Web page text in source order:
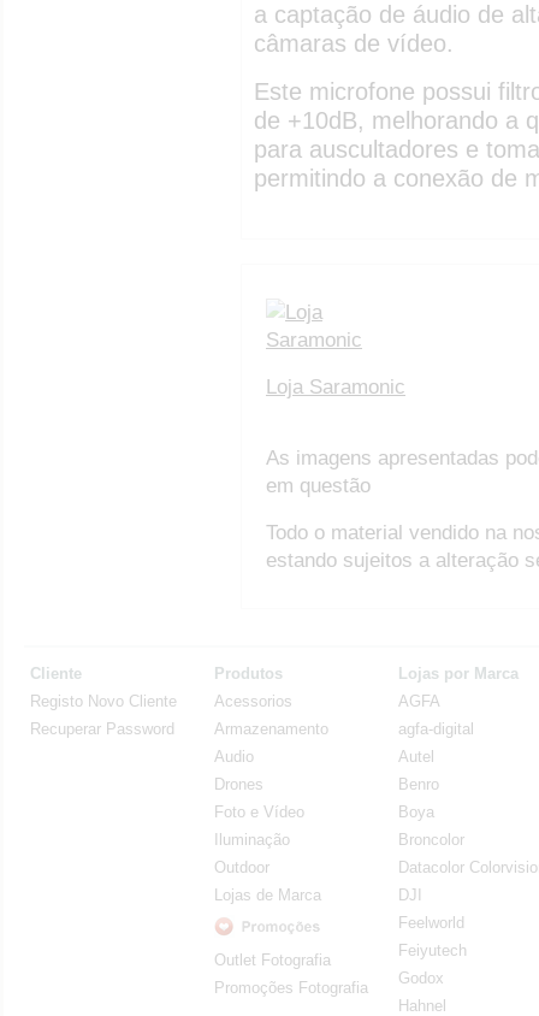
a captação de áudio de
câmaras de vídeo.
Este microfone possui
de +10dB, melhorando a
para auscultadores e
permitindo a conexão de
Loja Saramonic
As imagens apresentadas
em questão
Todo o material vendido na
estando sujeitos a alteração
Cliente
Registo Novo Cliente
Recuperar Password
Produtos
Acessorios
Armazenamento
Audio
Drones
Foto e Vídeo
Iluminação
Outdoor
Lojas de Marca
Outlet Fotografia
Promoções Fotografia
Lojas por Marca
AGFA
agfa-digital
Autel
Benro
Boya
Broncolor
Datacolor
DJI
Feelworld
Feiyutech
Godox
Hahnel